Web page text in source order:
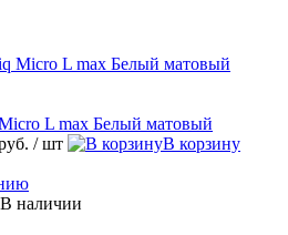
L max Белый матовый
/ шт
В корзину
В наличии